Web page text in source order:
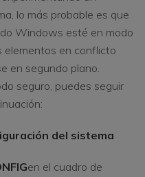
lo más probable es que
Windows esté en modo
elementos en conflicto
en segundo plano.
seguro, puedes seguir
del sistema
en el cuadro de